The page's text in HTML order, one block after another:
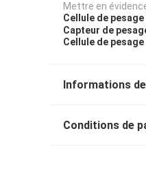
Mettre en
Cellule de
Capteur de
Cellule de
Informations
Conditions de